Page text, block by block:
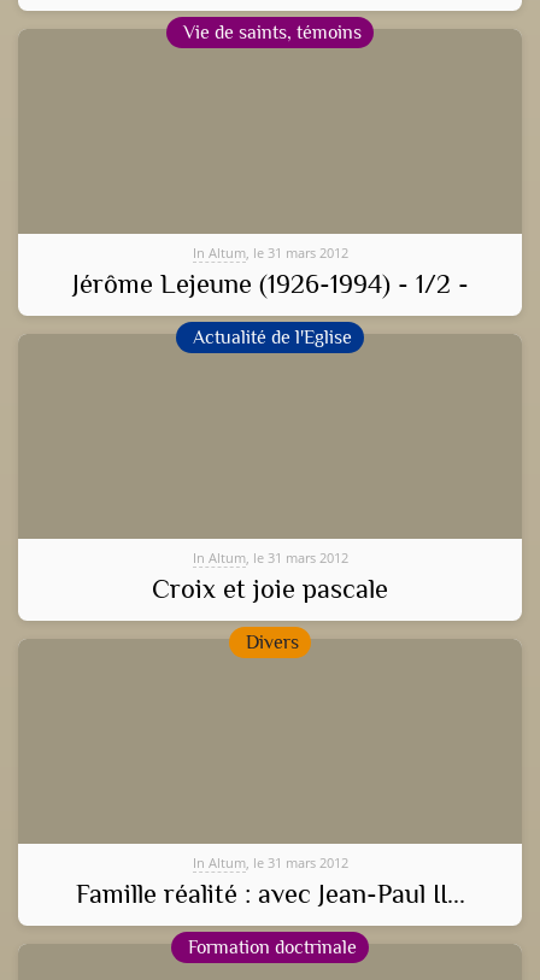
Vie de saints, témoins
In Altum, le 31 mars 2012
Jérôme Lejeune (1926-1994) - 1/2 -
Actualité de l'Eglise
In Altum, le 31 mars 2012
Croix et joie pascale
Divers
In Altum, le 31 mars 2012
Famille réalité : avec Jean-Paul II...
Formation doctrinale